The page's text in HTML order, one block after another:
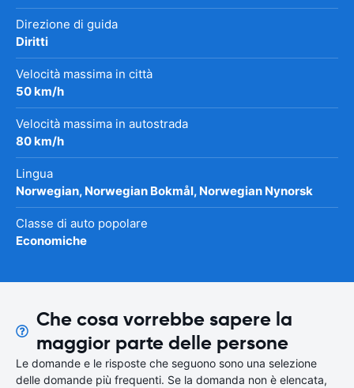
Direzione di guida
Diritti
Velocità massima in città
50 km/h
Velocità massima in autostrada
80 km/h
Lingua
Norwegian, Norwegian Bokmål, Norwegian Nynorsk
Classe di auto popolare
Economiche
Che cosa vorrebbe sapere la
maggior parte delle persone
Le domande e le risposte che seguono sono una selezione
delle domande più frequenti. Se la domanda non è elencata,